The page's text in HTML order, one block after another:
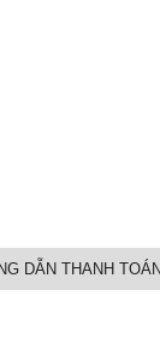
DẪN THANH TOÁN